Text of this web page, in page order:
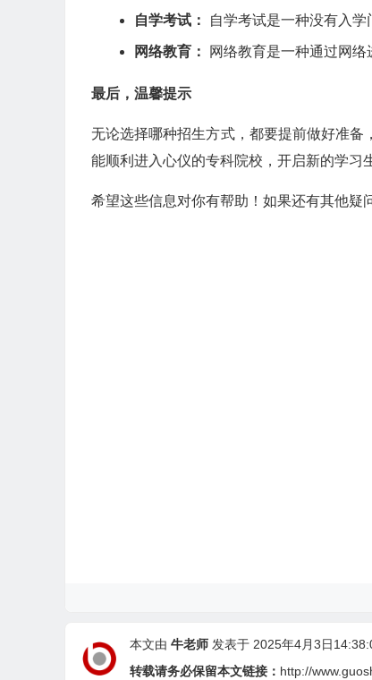
自学考试： 自学考试是一种没有入
网络教育： 网络教育是一种通过网络
最后，温馨提示
无论选择哪种招生方式，都要提前做好准
能顺利进入心仪的专科院校，开启新的学习
希望这些信息对你有帮助！如果还有其他疑
本文由 牛老师 发表于 2025年4月3日
转载请务必保留本文链接： http://